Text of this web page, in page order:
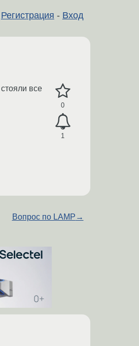
Регистрация - Вход
0
1
все
Вопрос по LAMP →